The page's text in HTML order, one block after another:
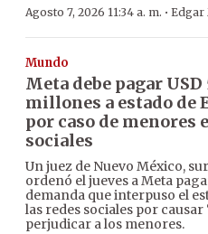
Agosto 7, 2026 11:34 a. m. · Edgar
Mundo
Meta debe pagar USD
millones a estado de
por caso de menores
sociales
Un juez de Nuevo México,
ordenó el jueves a Meta
demanda que interpuso el
las redes sociales por causar
perjudicar a los menores.